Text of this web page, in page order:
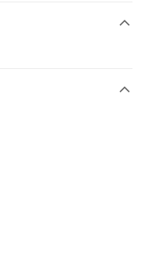
支付方式。 讓您購物簡單